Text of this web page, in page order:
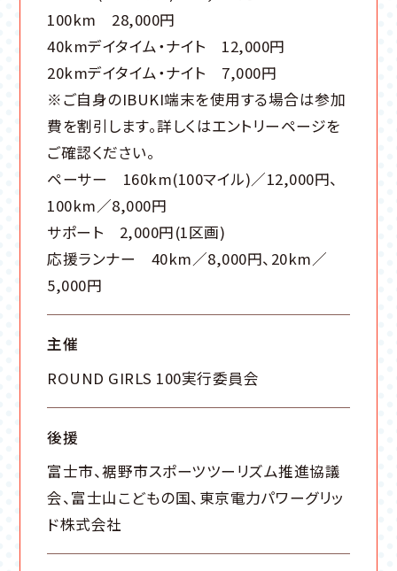
100km 28,000円
40kmデイタイム・ナイト 12,000円
20kmデイタイム・ナイト 7,000円
※ご自身のIBUKI端末を使用する場合は参加
費を割引します。詳しくはエントリーページを
ご確認ください。
ペーサー 160km(100マイル)／12,000円、
100km／8,000円
サポート 2,000円(1区画)
応援ランナー 40km／8,000円、20km／
5,000円
主催
ROUND GIRLS 100実行委員会
後援
富士市、裾野市スポーツツーリズム推進協議
会、富士山こどもの国、東京電力パワーグリッ
ド株式会社